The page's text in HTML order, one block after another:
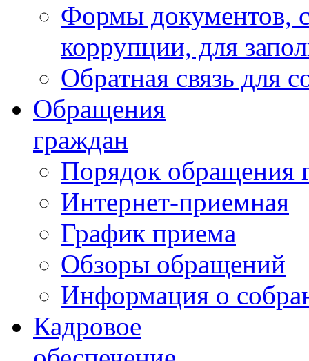
Формы документов,
коррупции, для
Обратная связь для
Обращения
граждан
Порядок обращения
Интернет-приемная
График приема
Обзоры обращений
Информация о
Кадровое